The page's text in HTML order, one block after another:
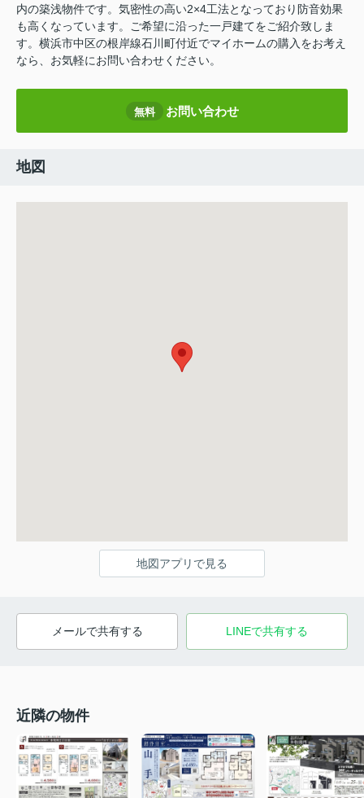
内の築浅物件です。気密性の高い2×4工法となっており防音効果
も高くなっています。ご希望に沿った一戸建てをご紹介致しま
す。横浜市中区の根岸線石川町付近でマイホームの購入をお考え
なら、お気軽にお問い合わせください。
無料 お問い合わせ
地図
地図アプリで見る
メールで共有する LINEで共有する
近隣の物件